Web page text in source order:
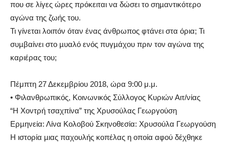
που σε λίγες ώρες πρόκειται να δώσει το σηµαντικότερο
αγώνα της ζωής του.
Τι γίνεται λοιπόν όταν ένας άνθρωπος φτάνει στα όρια; Τι
συµβαίνει στο µυαλό ενός πυγµάχου πριν τον αγώνα της
καριέρας του;
Πέμπτη 27 Δεκεμβρίου 2018, ώρα 9:00 μ.μ.
• Φιλανθρωπικός, Κοινωνικός Σύλλογος Κυριών Αιτ/νίας
“Η Χοντρή τσαχπίνα” της Χρυσούλας Γεωργούση
Ερµηνεία: Λίνα Κολοβού Σκηνοθεσία: Χρυσούλα Γεωργούση
Η ιστορία µιας παχουλής κοπέλας η οποία αφού δέχθηκε